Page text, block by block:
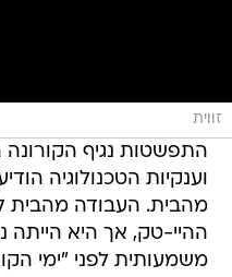
זווית
התפשטות נגיף הקורונה
וענקיות הטכנולוגיה
מהבית. העבודה מהבית
ההיי-טק, אך היא הייתה
משמעותית לפני "ימי